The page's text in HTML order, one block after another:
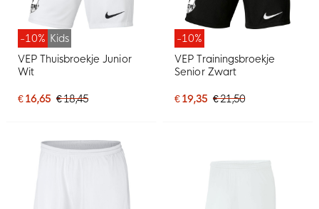
-10% Kids
VEP Thuisbroekje Junior
Wit
€ 16,65 € 18,45
-10%
VEP Trainingsbroekje
Senior Zwart
€ 19,35 € 21,50